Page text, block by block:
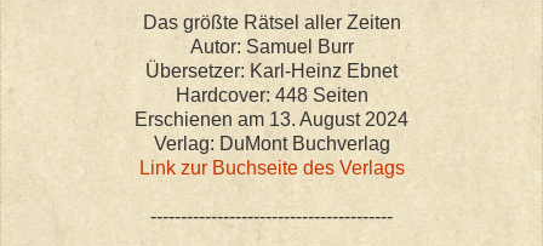
Das größte Rätsel aller Zeiten
Autor: Samuel Burr
Übersetzer: Karl-Heinz Ebnet
Hardcover: 448 Seiten
Erschienen am 13. August 2024
Verlag: DuMont Buchverlag
Link zur Buchseite des Verlags
----------------------------------------